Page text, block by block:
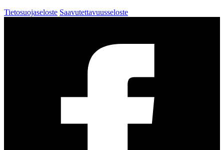
Tietosuojaseloste Saavutettavuusseloste